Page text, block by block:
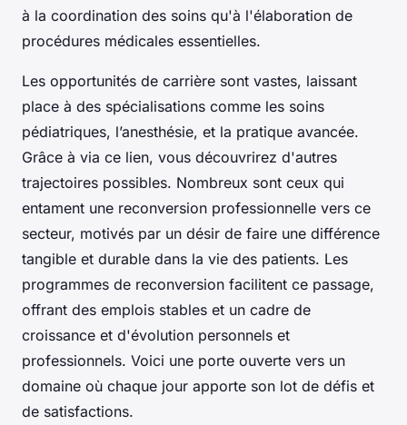
à la coordination des soins qu'à l'élaboration de
procédures médicales essentielles.
Les opportunités de carrière sont vastes, laissant
place à des spécialisations comme les soins
pédiatriques, l’anesthésie, et la pratique avancée.
Grâce à via ce lien, vous découvrirez d'autres
trajectoires possibles. Nombreux sont ceux qui
entament une reconversion professionnelle vers ce
secteur, motivés par un désir de faire une différence
tangible et durable dans la vie des patients. Les
programmes de reconversion facilitent ce passage,
offrant des emplois stables et un cadre de
croissance et d'évolution personnels et
professionnels. Voici une porte ouverte vers un
domaine où chaque jour apporte son lot de défis et
de satisfactions.